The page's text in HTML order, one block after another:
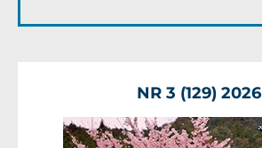
NR 3 (129) 2026